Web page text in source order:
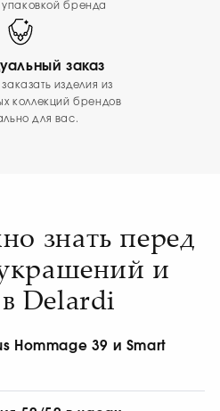
бренда
заказ
изделия из
коллекций брендов
для вас.
знать перед
и
Delardi
Hommage 39 и Smart
и механическая версия
механизмом. Smart 39